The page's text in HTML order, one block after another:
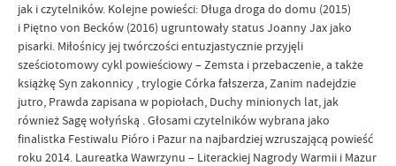
jak i czytelników. Kolejne powieści: Długa droga do domu (2015)
i Piętno von Becków (2016) ugruntowały status Joanny Jax jako
pisarki. Miłośnicy jej twórczości entuzjastycznie przyjęli
sześciotomowy cykl powieściowy – Zemsta i przebaczenie, a także
książkę Syn zakonnicy , trylogie Córka fałszerza, Zanim nadejdzie
jutro, Prawda zapisana w popiołach, Duchy minionych lat, jak
również Sagę wołyńską . Głosami czytelników wybrana jako
finalistka Festiwalu Pióro i Pazur na najbardziej wzruszającą powieść
roku 2014. Laureatka Wawrzynu – Literackiej Nagrody Warmii i Mazur